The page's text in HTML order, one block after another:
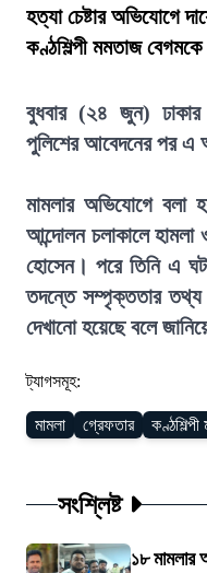
হত্যা চেষ্টার অভিযোগে
কণ্ঠশিল্পী মমতাজ
বুধবার (২৪ জুন) ঢাকার
পুলিশের আবেদনের পর এ
মামলার অভিযোগে
আন্দোলন চলাকালে
হোসেন। পরে তিনি এ
তদন্তে সম্পৃক্ততার তথ্য
দেখানো হয়েছে বলে
ট্যাগসমূহ:
মামলা গ্রেফতার
সংশ্লিষ্ট
১৮ মামলার